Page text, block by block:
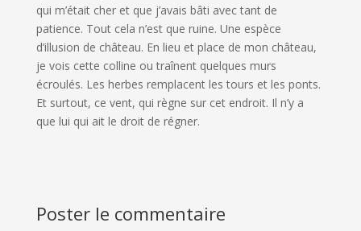
qui m’était cher et que j’avais bâti avec tant de
patience. Tout cela n’est que ruine. Une espèce
d’illusion de château. En lieu et place de mon château,
je vois cette colline ou traînent quelques murs
écroulés. Les herbes remplacent les tours et les ponts.
Et surtout, ce vent, qui règne sur cet endroit. Il n’y a
que lui qui ait le droit de régner.
Poster le commentaire